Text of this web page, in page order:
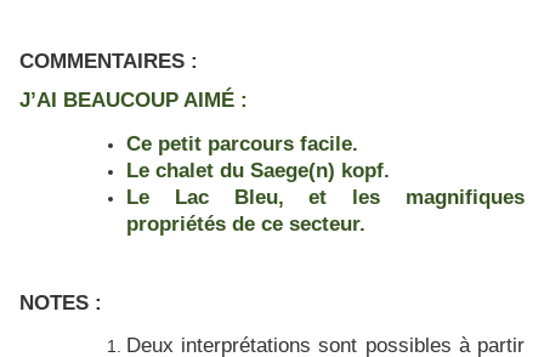
COMMENTAIRES :
J’AI BEAUCOUP AIMÉ :
Ce petit parcours facile.
Le chalet du Saege(n) kopf.
Le Lac Bleu, et les magnifiques
propriétés de ce secteur.
NOTES :
Deux interprétations sont possibles à partir